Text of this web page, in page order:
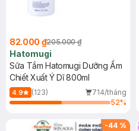
82.000 ₫205.000 ₫
Hatomugi
Sữa Tắm Hatomugi Dưỡng Ẩm
Chiết Xuất Ý Dĩ 800ml
4.9 (123)
714/tháng
52%
-44 %